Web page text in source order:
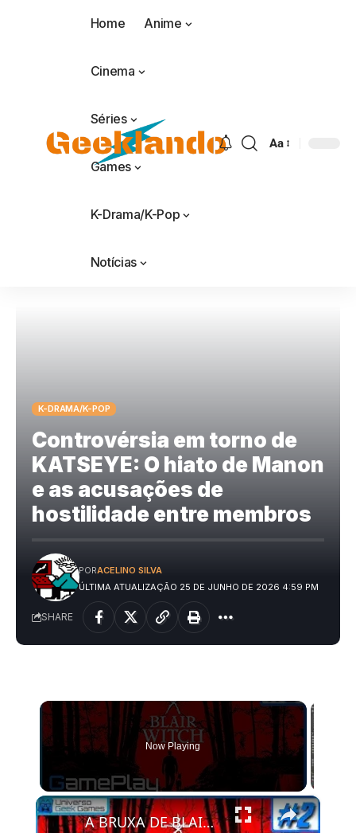
Home Anime
Cinema
Séries
Games
K-Drama/K-Pop
Notícias
Aa
K-DRAMA/K-POP
Controvérsia em torno de
KATSEYE: O hiato de Manon
e as acusações de
hostilidade entre membros
ÚLTIMA ATUALIZAÇÃO 25 DE JUNHO DE 2026 4:59 PM
PORACELINO SILVA
SHARE
Now Playing
×
A BRUXA DE BLAIR - BLAIR WITCH: Contínuo com medo de jogar - Português PT-BR #gameplay #parte2